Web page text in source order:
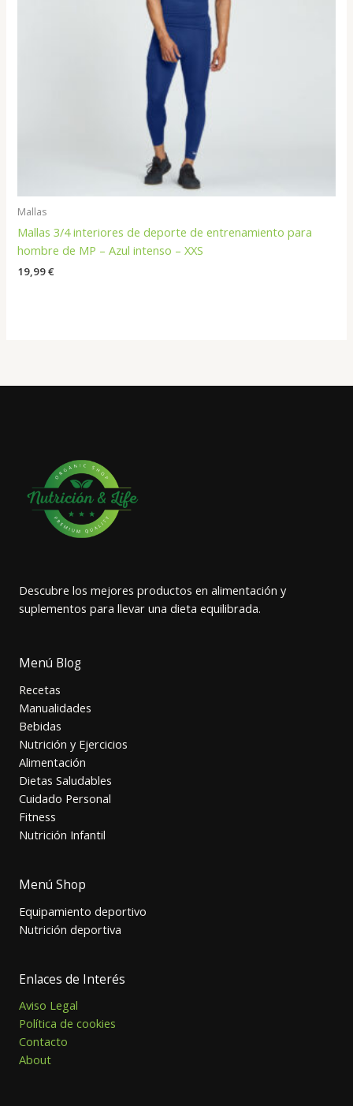
Mallas
Mallas 3/4 interiores de deporte de entrenamiento para
hombre de MP – Azul intenso – XXS
19,99€
Descubre los mejores productos en alimentación y
suplementos para llevar una dieta equilibrada.
Menú Blog
Recetas
Manualidades
Bebidas
Nutrición y Ejercicios
Alimentación
Dietas Saludables
Cuidado Personal
Fitness
Nutrición Infantil
Menú Shop
Equipamiento deportivo
Nutrición deportiva
Enlaces de Interés
Aviso Legal
Política de cookies
Contacto
About